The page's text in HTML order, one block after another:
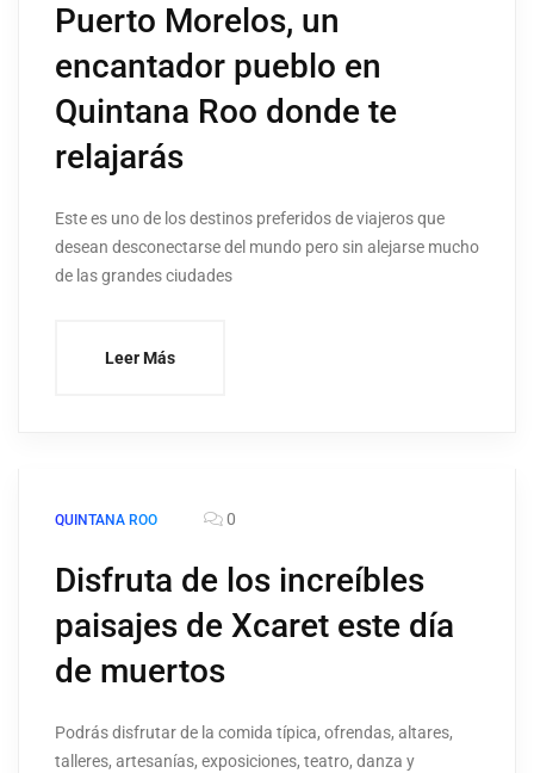
Puerto Morelos, un
encantador pueblo en
Quintana Roo donde te
relajarás
Este es uno de los destinos preferidos de viajeros que
desean desconectarse del mundo pero sin alejarse mucho
de las grandes ciudades
Leer Más
QUINTANA ROO 0
Disfruta de los increíbles
paisajes de Xcaret este día
de muertos
Podrás disfrutar de la comida típica, ofrendas, altares,
talleres, artesanías, exposiciones, teatro, danza y